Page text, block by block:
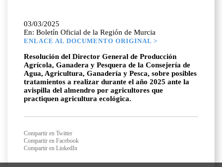
03/03/2025
En: Boletín Oficial de la Región de Murcia
ENLACE AL DOCUMENTO ORIGINAL >
Resolución del Director General de Producción
Agrícola, Ganadera y Pesquera de la Consejería de
Agua, Agricultura, Ganadería y Pesca, sobre posibles
tratamientos a realizar durante el año 2025 ante la
avispilla del almendro por agricultores que
practiquen agricultura ecológica.
Compartir en Twitter
Compartir en Facebook
Compartir en LinkedIn